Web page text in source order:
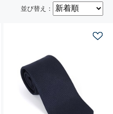
並び替え：